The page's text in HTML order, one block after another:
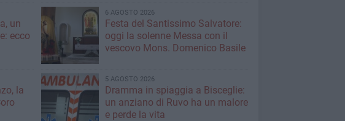
un
ecco
6 AGOSTO 2026
Festa del Santissimo Salvatore:
oggi la solenne Messa con il
vescovo Mons. Domenico Basile
la
5 AGOSTO 2026
Dramma in spiaggia a Bisceglie:
un anziano di Ruvo ha un malore
e perde la vita